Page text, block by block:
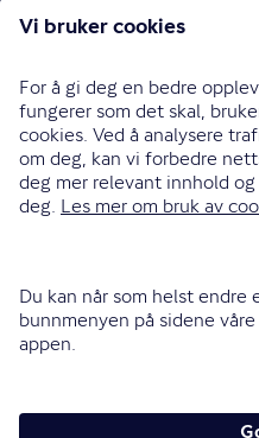
Bilforsikring
Innboforsikring
Husforsikring
Livsforsikring
Barneforsikring
Alle forsikringer
915 03 100
LinkedIn
Facebook